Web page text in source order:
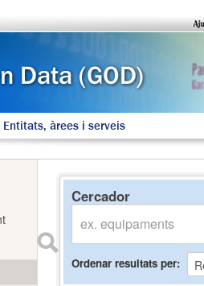
Entitats, àrees i serveis
Cercador
Ordenar resultats per